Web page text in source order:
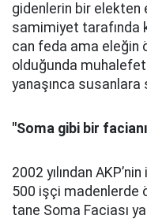
gidenlerin bir elekten
samimiyet tarafında
can feda ama eleğin
olduğunda muhalefet
yanaşınca
"Soma gibi bir
2002 yılından
500 işçi madenlerde
tane Soma Faciası